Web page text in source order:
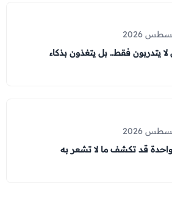
لا يتدربون فقط.. بل يتغذون بذكاء
قد تكشف ما لا تشعر به